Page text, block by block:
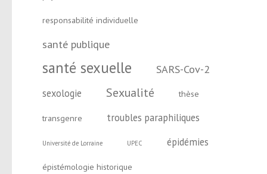
responsabilité individuelle
santé publique
santé sexuelle SARS-Cov-2
sexologie Sexualité thèse
transgenre troubles paraphiliques
Université de Lorraine UPEC épidémies
épistémologie historique